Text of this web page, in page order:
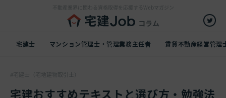
不動産業界に関わる資格取得を応援するWebマガジン
宅建士 マンション管理士・管理業務主任者 賃貸不動産経営管理
宅建士（宅地建物取引士）
宅建おすすめテキストと選び方・勉強法